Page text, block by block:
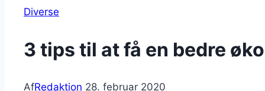
Diverse
3 tips til at få en bedre
AfRedaktion 28. februar 2020